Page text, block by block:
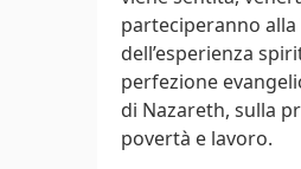
parteciperanno
dell’esperienza
perfezione
di Nazareth, sulla
povertà e lavoro.